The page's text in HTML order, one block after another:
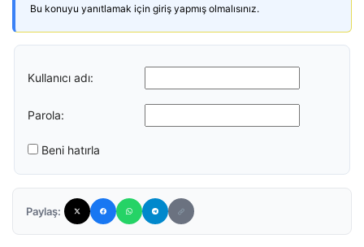
Bu konuyu yanıtlamak için giriş yapmış olmalısınız.
Kullanıcı adı:
Parola:
Beni hatırla
Paylaş: